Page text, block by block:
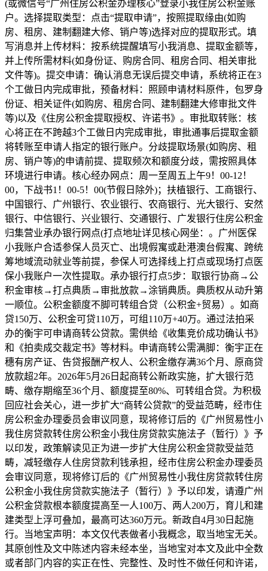
(或微信号“广州住房公积金办理核心”登录小我住房公积金账
户。选择提取类型：点击“提取申请”，按照提取缘由(如购
房、租房、建制翻建大修、销户等)选择对应的提取形式。填
写消息并上传材料：按系统提醒填写小我消息、提取金额等，
并上传所需材料(如身份证、购房合同、租房合同、相关审批
文件等)。提交申请：确认消息无误后提交申请，系统将正在3
个工做日内完成审批，预备材料：照顾申请材料原件，包罗身
份证、相关证件(如购房、租房合同、建制翻建大修审批文件
等)以及《住房公积金提取授权、许诺书》。审批取转账：核
心将正在不跨越3个工做日内完成审批，审批通事后提取金额
将转账至申请人指定的银行账户。分歧提取场景(如购房、租
房、销户等)的申请前提、提取频次和额度分歧，需按照具体
环境进行申请。核心经办网点：周一至周五上午9！00-12！
00，下战书1！00-5！00(节假日除外)；扶植银行、工商银行、
中国银行、广州银行、农业银行、农商银行、光大银行、安然
银行、中信银行、兴业银行、交通银行、广发银行住房公积金
归集营业承办银行网点(打点地址详见核心网坐：。广州医保
小我账户合适参保人员灭亡、出境假寓或赴港澳台假寓、跨统
筹地域流动就业等前提，参保人可选择线上打点或现场打点医
保小我账户一次性提取。承办银行打点5步：取银行协商→公
积金审核→打点典质→审批放款→涂销典质。典质权从动升第
一顺位。公积金额度不脚可转组合贷（公积金+贸易）。如商
贷150万、公积金可贷110万，可组110万+40万。通过法拍采
办的衡宇可申请商转公贷款。需供给《收集竞价成功确认书》
和《拍卖成交裁定书》等材料。申请商转公需满脚：衡宇正在
穗有房产证、告贷报酬产权人、公积金缴存满36个月、原商贷
放款超2年。2026年5月26日起商转公新政实施，扩大银行范
畴、缴存期缩至36个月、额度提至80%、可转组合贷。为积极
回应社会关心，进一步扩大“商转公贷款”的受益范畴，经市住
房公积金办理委员会审议同意，现将修订后的《广州贸易性小
我住房贷款转住房公积金小我住房贷款实施法子（暂行）》予
以印发，政策解读见正为进一步扩大住房公积金贷款受益范
畴，减轻缴存人住房贷款利钱承担，经市住房公积金办理委员
会审议同意，现将修订后的《广州贸易性小我住房贷款转住房
公积金小我住房贷款实施法子（暂行）》予以印发，请遵广州
公积金贷款根本额度提高至一人100万、两人200万，育儿和建
建类型上浮可叠加，最高可达360万元。新政自4月30日起施
行。当地宝声明：本文仅代表做者小我概念，取当地宝无关。
其原创性及文中陈述内容未经本坐，当地宝对本文及此中全数
或者部门内容的实正在性、完整性、及时性不做任何和许诺，